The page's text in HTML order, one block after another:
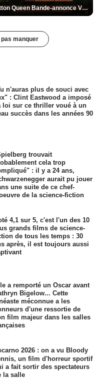
Cotton Queen Bande-annonce VO STFR
manquer
n'auras plus de souci avec
: Clint Eastwood a imposé
loi sur ce thriller voué à un
succès dans les années 90
trouvait
cela trop
: il y a 24 ans,
aurait pu jouer
une suite de ce chef-
de la science-fiction
4,1 sur 5, c'est l'un des 10
grands films de science-
de tous les temps : 30
après, il est toujours aussi
a remporté un Oscar avant
Bigelow... Cette
méconnue a les
d'une ressortie de
film majeur dans les salles
2026 : on a vu Bloody
un film d'horreur sportif
a fait sortir des spectateurs
la salle